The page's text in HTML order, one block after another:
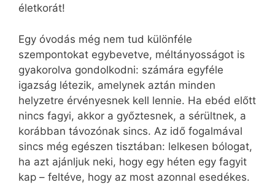
életkorát!
Egy óvodás még nem tud különféle
szempontokat egybevetve, méltányosságot is
gyakorolva gondolkodni: számára egyféle
igazság létezik, amelynek aztán minden
helyzetre érvényesnek kell lennie. Ha ebéd előtt
nincs fagyi, akkor a győztesnek, a sérültnek, a
korábban távozónak sincs. Az idő fogalmával
sincs még egészen tisztában: lelkesen bólogat,
ha azt ajánljuk neki, hogy egy héten egy fagyit
kap – feltéve, hogy az most azonnal esedékes.